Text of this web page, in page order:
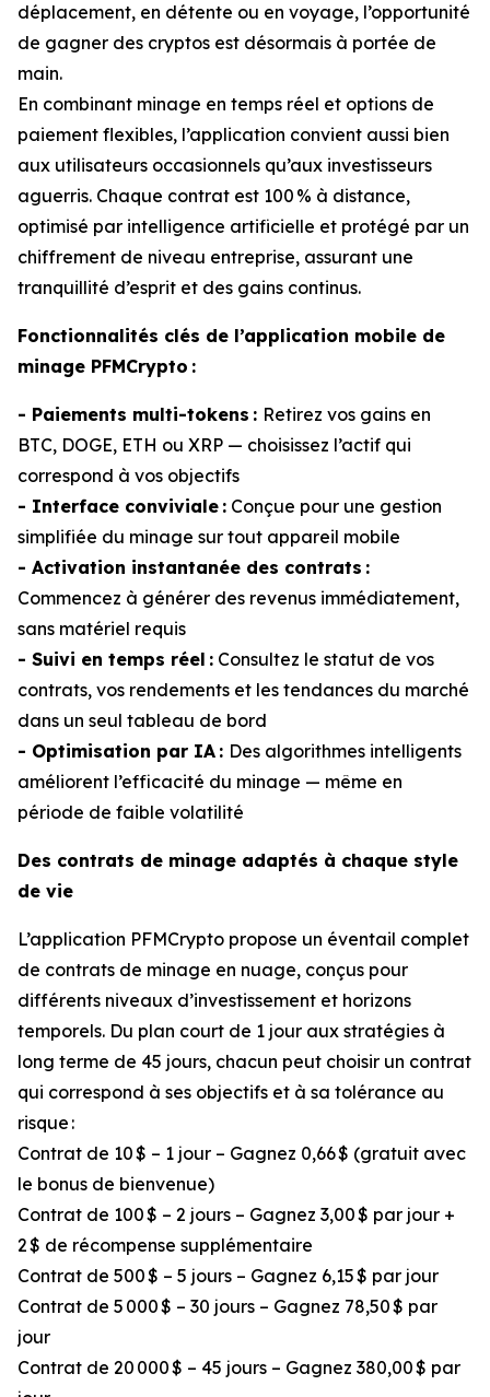
déplacement, en détente ou en voyage, l’opportunité
de gagner des cryptos est désormais à portée de
main.
En combinant minage en temps réel et options de
paiement flexibles, l’application convient aussi bien
aux utilisateurs occasionnels qu’aux investisseurs
aguerris. Chaque contrat est 100 % à distance,
optimisé par intelligence artificielle et protégé par un
chiffrement de niveau entreprise, assurant une
tranquillité d’esprit et des gains continus.
Fonctionnalités clés de l’application mobile de
minage PFMCrypto :
- Paiements multi-tokens : Retirez vos gains en
BTC, DOGE, ETH ou XRP — choisissez l’actif qui
correspond à vos objectifs
- Interface conviviale : Conçue pour une gestion
simplifiée du minage sur tout appareil mobile
- Activation instantanée des contrats :
Commencez à générer des revenus immédiatement,
sans matériel requis
- Suivi en temps réel : Consultez le statut de vos
contrats, vos rendements et les tendances du marché
dans un seul tableau de bord
- Optimisation par IA : Des algorithmes intelligents
améliorent l’efficacité du minage — même en
période de faible volatilité
Des contrats de minage adaptés à chaque style
de vie
L’application PFMCrypto propose un éventail complet
de contrats de minage en nuage, conçus pour
différents niveaux d’investissement et horizons
temporels. Du plan court de 1 jour aux stratégies à
long terme de 45 jours, chacun peut choisir un contrat
qui correspond à ses objectifs et à sa tolérance au
risque :
Contrat de 10 $ – 1 jour – Gagnez 0,66 $ (gratuit avec
le bonus de bienvenue)
Contrat de 100 $ – 2 jours – Gagnez 3,00 $ par jour +
2 $ de récompense supplémentaire
Contrat de 500 $ – 5 jours – Gagnez 6,15 $ par jour
Contrat de 5 000 $ – 30 jours – Gagnez 78,50 $ par
jour
Contrat de 20 000 $ – 45 jours – Gagnez 380,00 $ par